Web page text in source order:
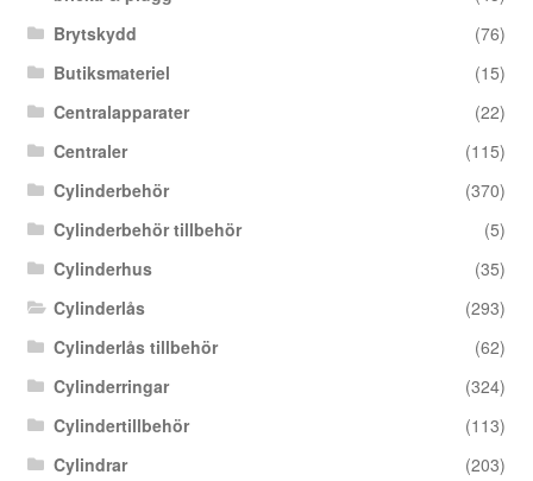
Brytskydd
(76)
Butiksmateriel
(15)
Centralapparater
(22)
Centraler
(115)
Cylinderbehör
(370)
Cylinderbehör tillbehör
(5)
Cylinderhus
(35)
Cylinderlås
(293)
Cylinderlås tillbehör
(62)
Cylinderringar
(324)
Cylindertillbehör
(113)
Cylindrar
(203)